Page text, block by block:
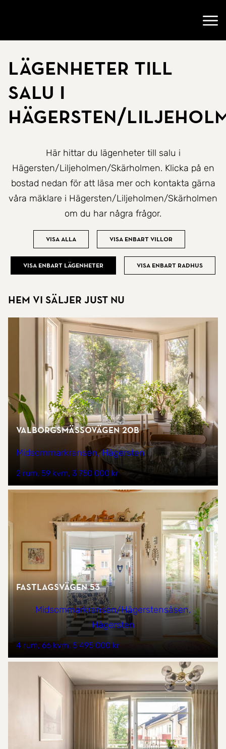
Lägenheter till
salu i
Hägersten/
Här hittar du lägenheter till salu i
Hägersten/Liljeholmen/Skärholmen. Klicka på en
bostad nedan för att läsa mer och kontakta gärna
våra mäklare i Hägersten/Liljeholmen/Skärholmen
om du har några frågor.
Visa alla Visa enbart villor
Visa enbart lägenheter Visa enbart radhus
Hem vi säljer just nu
Valborgsmässovägen 20b
Midsommarkransen, Hägersten
2 rum 59 kvm 3 750 000 kr
Fastlagsvägen 53
Midsommarkransen/Hägerstensåsen,
Hägersten
4 rum 66 kvm 5 495 000 kr